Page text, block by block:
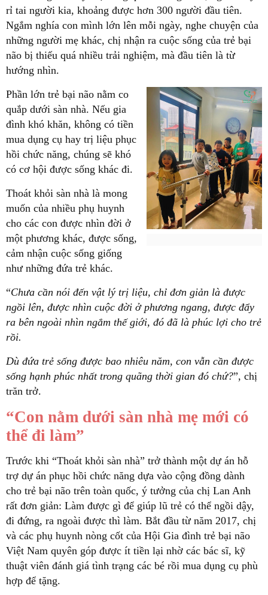
rỉ tai người kia, khoảng được hơn 300 người đầu tiên.
Ngắm nghía con mình lớn lên mỗi ngày, nghe chuyện của
những người mẹ khác, chị nhận ra cuộc sống của trẻ bại
não bị thiếu quá nhiều trải nghiệm, mà đầu tiên là từ
hướng nhìn.
Phần lớn trẻ bại não nằm co
quắp dưới sàn nhà. Nếu gia
đình khó khăn, không có tiền
mua dụng cụ hay trị liệu phục
hồi chức năng, chúng sẽ khó
có cơ hội được sống khác đi.
Thoát khỏi sàn nhà là mong
muốn của nhiều phụ huynh
cho các con được nhìn đời ở
một phương khác, được sống,
cảm nhận cuộc sống giống
như những đứa trẻ khác.
“Chưa cần nói đến vật lý trị liệu, chỉ đơn giản là được
ngồi lên, được nhìn cuộc đời ở phương ngang, được đẩy
ra bên ngoài nhìn ngắm thế giới, đó đã là phúc lợi cho trẻ
rồi.
Dù đứa trẻ sống được bao nhiêu năm, con vẫn cần được
sống hạnh phúc nhất trong quãng thời gian đó chứ?”, chị
trăn trở.
“Con nằm dưới sàn nhà mẹ mới có
thể đi làm”
Trước khi “Thoát khỏi sàn nhà” trở thành một dự án hỗ
trợ dự án phục hồi chức năng dựa vào cộng đồng dành
cho trẻ bại não trên toàn quốc, ý tưởng của chị Lan Anh
rất đơn giản: Làm được gì để giúp lũ trẻ có thể ngồi dậy,
đi đứng, ra ngoài được thì làm. Bắt đầu từ năm 2017, chị
và các phụ huynh nòng cốt của Hội Gia đình trẻ bại não
Việt Nam quyên góp được ít tiền lại nhờ các bác sĩ, kỹ
thuật viên đánh giá tình trạng các bé rồi mua dụng cụ phù
hợp để tặng.